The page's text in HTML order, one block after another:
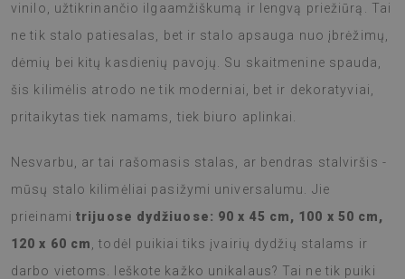
vinilo, užtikrinančio ilgaamžiškumą ir lengvą priežiūrą. Tai
ne tik stalo patiesalas, bet ir stalo apsauga nuo įbrėžimų,
dėmių bei kitų kasdienių pavojų. Su skaitmenine spauda,
šis kilimėlis atrodo ne tik moderniai, bet ir dekoratyviai,
pritaikytas tiek namams, tiek biuro aplinkai.
Nesvarbu, ar tai rašomasis stalas, ar bendras stalviršis -
mūsų stalo kilimėliai pasižymi universalumu. Jie
prieinami trijuose dydžiuose: 90 x 45 cm, 100 x 50 cm,
120 x 60 cm
, todėl puikiai tiks įvairių dydžių stalams ir
darbo vietoms. Ieškote kažko unikalaus? Tai ne tik puiki